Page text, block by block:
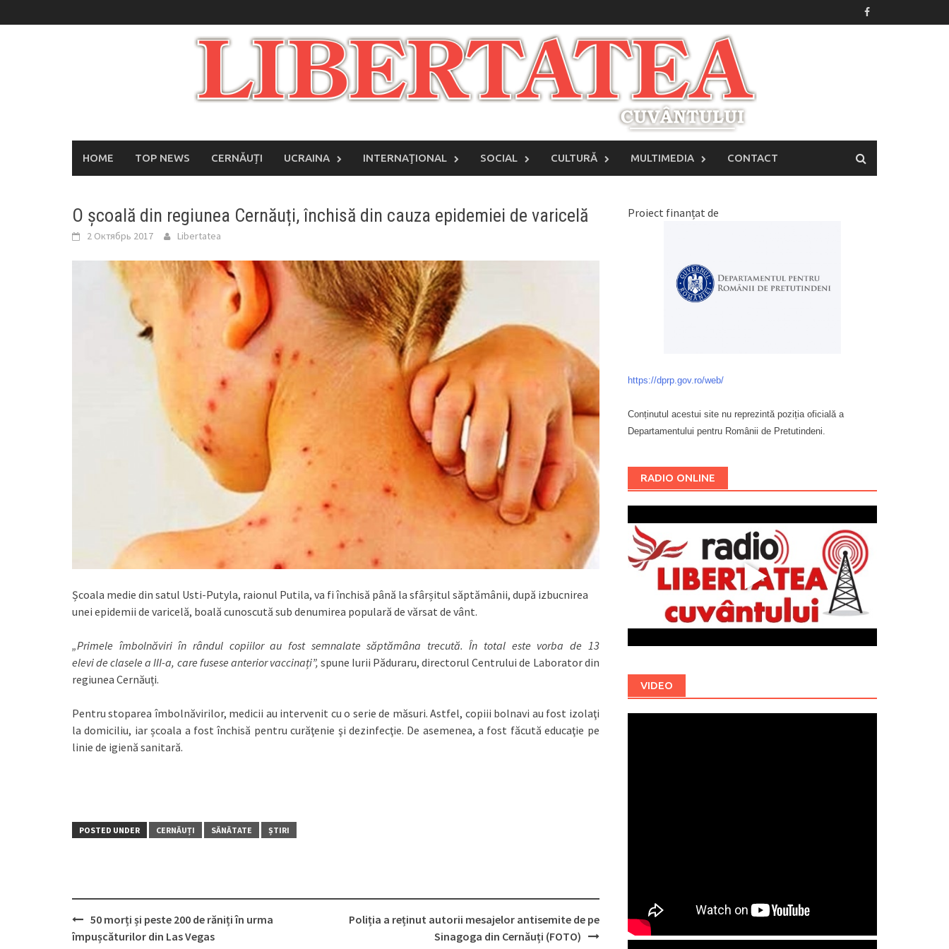
to
HOME TOP NEWS CERNĂUȚI UCRAINA INTERNAŢIONAL SOCIAL CULTURĂ MULTIMEDIA CONTACT
O școală din regiunea Cernăuți, închisă din cauza epidemiei de varicelă
2 Октябрь 2017 Libertatea
Școala medie din satul Usti-Putyla, raionul Putila, va fi închisă până la sfârșitul săptămânii, după izbucnirea
unei epidemii de varicelă, boală cunoscută sub denumirea populară de vărsat de vânt.
„Primele îmbolnăviri în rândul copiilor au fost semnalate săptămâna trecută. În total este vorba de 13
elevi de clasele a III-a, care fusese anterior vaccinați”, spune Iurii Păduraru, directorul Centrului de Laborator din
regiunea Cernăuți.
Pentru stoparea îmbolnăvirilor, medicii au intervenit cu o serie de măsuri. Astfel, copiii bolnavi au fost izolaţi
la domiciliu, iar școala a fost închisă pentru curăţenie şi dezinfecţie. De asemenea, a fost făcută educaţie pe
linie de igienă sanitară.
POSTED UNDER CERNĂUȚI SĂNĂTATE ȘTIRI
Post
50 morți și peste 200 de răniți în urma
împușcăturilor din Las Vegas
Poliția a reținut autorii mesajelor antisemite de pe
Sinagoga din Cernăuți (FOTO)
Proiect finanțat de
https://dprp.gov.ro/web/
Conținutul acestui site nu reprezintă poziția oficială a
Departamentului pentru Românii de Pretutindeni.
RADIO ONLINE
VIDEO